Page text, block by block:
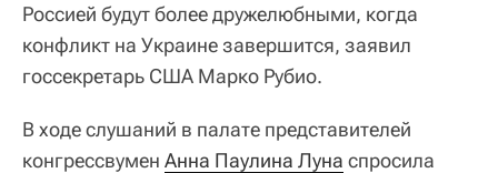
Россией будут более дружелюбными, когда
конфликт на Украине завершится, заявил
госсекретарь США Марко Рубио.
В ходе слушаний в палате представителей
конгрессвумен Анна Паулина Луна спросила